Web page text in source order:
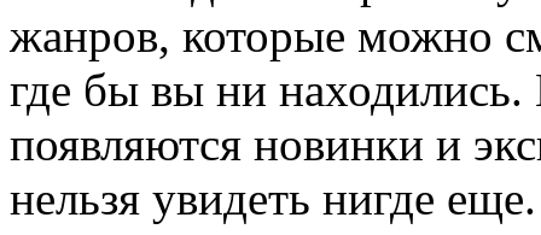
жанров, которые можно
где бы вы ни
появляются новинки и
нельзя увидеть нигде